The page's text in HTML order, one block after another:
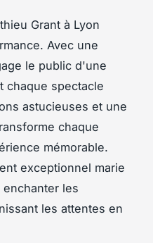
Grant à Lyon
Avec une
le public d'une
chaque spectacle
astucieuses et une
chaque
mémorable.
exceptionnel marie
les
les attentes en